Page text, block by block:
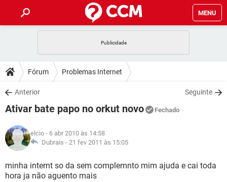
MENU
CELULAR FACEBOOK
OUTLOOK
INSTAGRAM GMAIL
GUIA DE COMPRAS
DICAS
JOGOS WHATSAPP
INSTAGRAM
GUIA DE COMPRAS
DOWNLOADS
JOGOS WHATSAPP
CELULAR
OUTLOOK EXCEL
INSTAGRAM
GUIA DE COMPRAS
JOGOS
CELULAR
OUTLOOK EXCEL
GLOSSÁRIO
JOGOS WHATSAPP
CELULAR
Fórum Problemas Internet
Anterior Seguinte
Ativar bate papo no orkut novo Fechado
elcio - 6 abr 2010 às 14:58
Dubrais - 21 fev 2011 às 15:05
minha internt so da sem complemnto mim ajuda e cai toda
hora ja não aguento mais